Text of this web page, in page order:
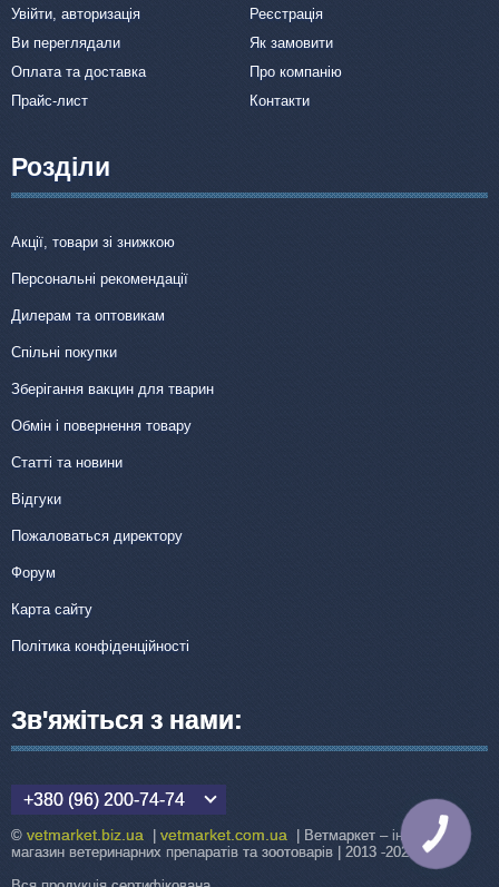
Увійти, авторизація
Реєстрація
Ви переглядали
Як замовити
Оплата та доставка
Про компанію
Прайс-лист
Контакти
Розділи
Акції, товари зі знижкою
Персональні рекомендації
Дилерам та оптовикам
Спільні покупки
Зберігання вакцин для тварин
Обмін і повернення товару
Статті та новини
Відгуки
Пожаловаться директору
Форум
Карта сайту
Політика конфіденційності
Зв'яжіться з нами:
+380 (96) 200-74-74
© vetmarket.biz.ua vetmarket.com.ua | Ветмаркет – інтернет-
магазин ветеринарних препаратів та зоотоварів | 2013 -2026
КНОПКА
ЗВ'ЯЗКУ